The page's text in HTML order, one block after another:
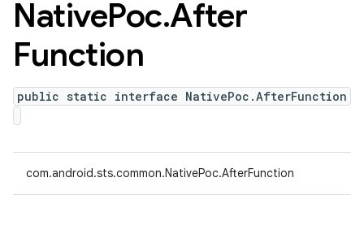
NativePoc.After
Function
public static interface NativePoc.AfterFunction
com.android.sts.common.NativePoc.AfterFunction